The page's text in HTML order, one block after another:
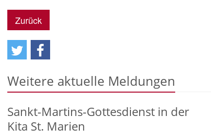
Zurück
Weitere aktuelle Meldungen
Sankt-Martins-Gottesdienst in der
Kita St. Marien